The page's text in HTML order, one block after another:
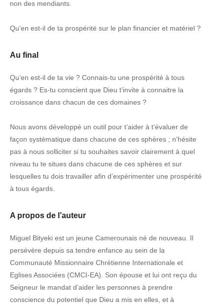
non des mendiants.
Qu’en est-il de ta prospérité sur le plan financier et matériel ?
Au final
Qu’en est-il de ta vie ? Connais-tu une prospérité à tous
égards ? Es-tu conscient que Dieu t’invite à connaitre la
croissance dans chacun de ces domaines ?
Nous avons développé un outil pour t’aider à t’évaluer de
façon systématique dans chacune de ces sphères ; n’hésite
pas à nous solliciter si tu souhaites savoir clairement à quel
niveau tu te situes dans chacune de ces sphères et sur
lesquelles tu dois travailler afin d’expérimenter une prospérité
à tous égards.
A propos de l’auteur
Miguel Bityeki est un jeune Camerounais né de nouveau. Il
persévère depuis sa tendre enfance au sein de la
Communauté Missionnaire Chrétienne Internationale et
Eglises Associées (CMCI-EA). Son épouse et lui ont reçu du
Seigneur le mandat d’aider les personnes à prendre
conscience du potentiel que Dieu a mis en elles, et à